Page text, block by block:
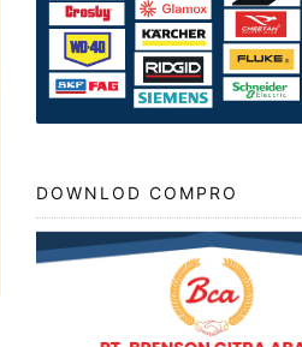
DOWNLOD COMPRO